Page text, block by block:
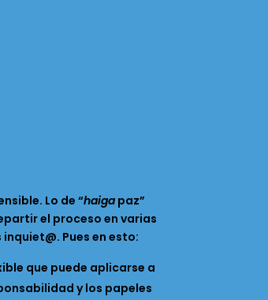
Lo de “haiga paz”
el proceso en varias
Pues en esto:
que puede aplicarse a
y los papeles